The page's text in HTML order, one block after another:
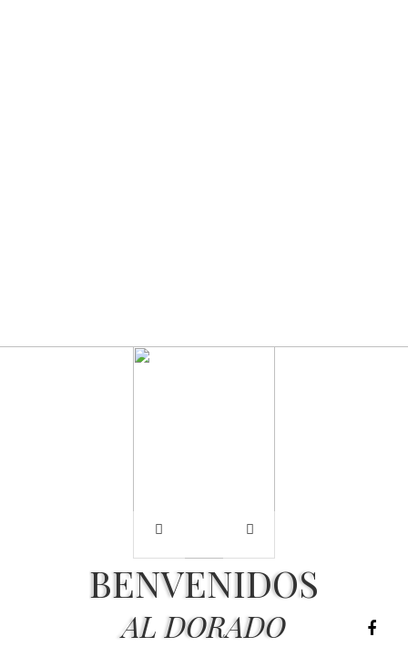
BENVENIDOS
AL DORADO